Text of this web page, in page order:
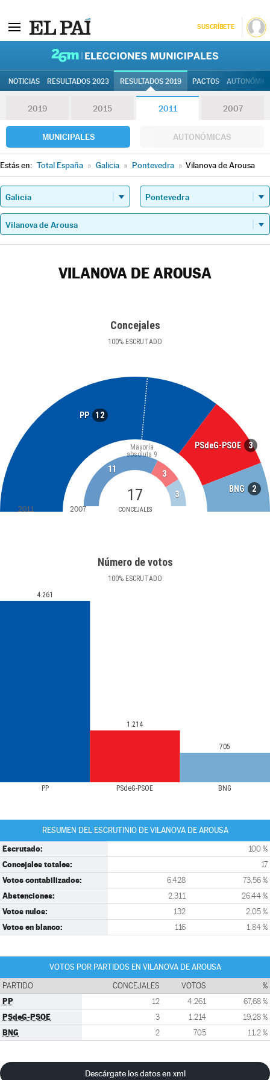
SUSCRÍBETE
NOTICIAS RESULTADOS 2023 RESULTADOS 2019 PACTOS
2019 2015 2011 2007
MUNICIPALES AUTONÓMICAS
Estás en: Total España » Galicia » Pontevedra » Vilanova de Arousa
VILANOVA DE AROUSA
Concejales
100% ESCRUTADO
PP 12
PSdeG-PSOE 3
BNG 2
17
CONCEJALES
Mayoría
absoluta 9
11
3
3
2011 2007
Número de votos
100% ESCRUTADO
PP PSdeG-PSOE BNG
4.261
1.214
705
RESUMEN DEL ESCRUTINIO DE VILANOVA DE AROUSA
Escrutado: 100 %
Concejales totales: 17
Votos contabilizados: 6.428 73,56 %
Abstenciones: 2.311 26,44 %
Votos nulos: 132 2,05 %
Votos en blanco: 116 1,84 %
VOTOS POR PARTIDOS EN VILANOVA DE AROUSA
PARTIDO CONCEJALES VOTOS %
PP 12 4.261 67,68 %
PSdeG-PSOE 3 1.214 19,28 %
BNG 2 705 11,2 %
Descárgate los datos en xml